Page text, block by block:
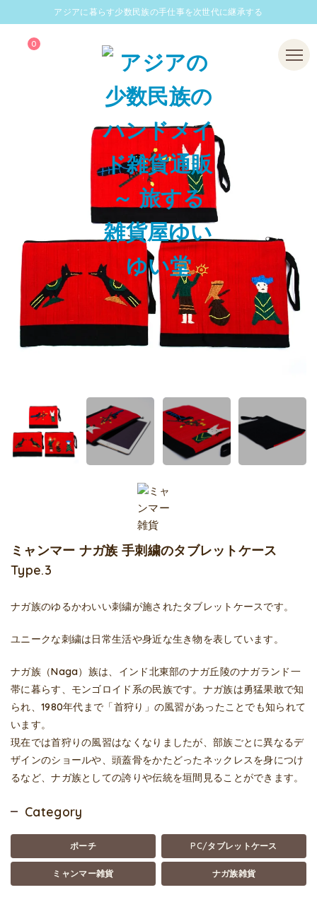
アジアに暮らす少数民族の手仕事を次世代に継承する
0 Menu
ミャンマー ナガ族 手刺繍のタブレットケース
Type.3
ナガ族のゆるかわいい刺繍が施されたタブレットケースです。
ユニークな刺繍は日常生活や身近な生き物を表しています。
ナガ族（Naga）族は、インド北東部のナガ丘陵のナガランド一
帯に暮らす、モンゴロイド系の民族です。ナガ族は勇猛果敢で知
られ、1980年代まで「首狩り」の風習があったことでも知られて
います。
現在では首狩りの風習はなくなりましたが、部族ごとに異なるデ
ザインのショールや、頭蓋骨をかたどったネックレスを身につけ
るなど、ナガ族としての誇りや伝統を垣間見ることができます。
Category
ポーチ PC/タブレットケース
ミャンマー雑貨 ナガ族雑貨